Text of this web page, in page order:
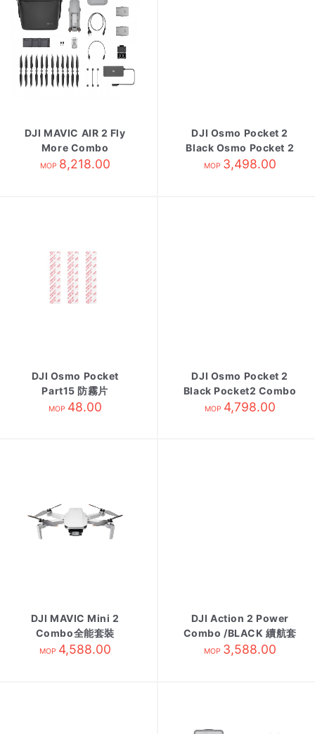
DJI MAVIC AIR 2 Fly
More Combo
MOP 8,218.00
DJI Osmo Pocket 2
Black Osmo Pocket 2
單機
MOP 3,498.00
DJI Osmo Pocket
Part15 防霧片
MOP 48.00
DJI Osmo Pocket 2
Black Pocket2 Combo
MOP 4,798.00
DJI MAVIC Mini 2
Combo全能套裝
MOP 4,588.00
DJI Action 2 Power
Combo /BLACK 續航套
裝
MOP 3,588.00